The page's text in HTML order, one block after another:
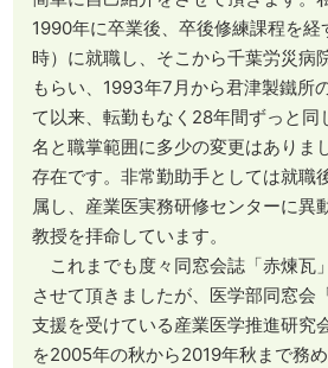
1990年に卒業後、卒後修練課程を経
時）に就職し、そこから千葉労災病
もらい、1993年7月から君津製鐵所
て以来、転勤もなく28年間ずっと同
名と職掌範囲に多少の変更はありま
存在です。非常勤助手としては就職
属し、産業医実務研修センターに異
教授を拝命しています。
これまでも度々同窓会誌「赤煉瓦
させて頂きましたが、医学部同窓会
支援を受けている産業医学推進研究
を2005年の秋から2019年秋まで務